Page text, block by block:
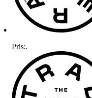
Pris:.